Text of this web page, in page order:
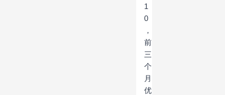
1
0
，
前
三
个
月
优